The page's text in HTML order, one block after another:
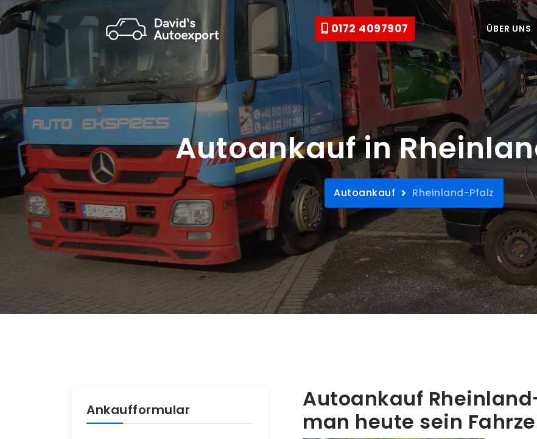
0172 4097907 ÜBER UNS
Autoankauf in
Autoankauf Rheinland-Pfalz
Ankaufformular
Autoankauf
man heute sein